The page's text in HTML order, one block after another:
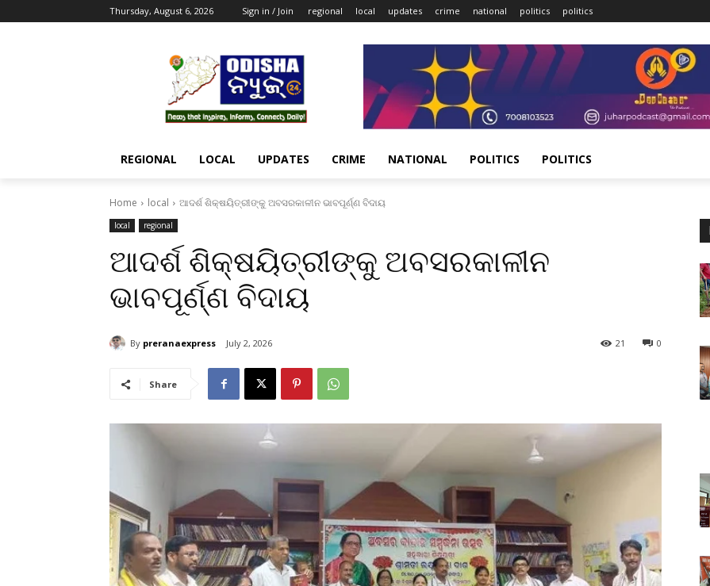
Thursday, August 6, 2026 Sign in / Join regional local updates crime national politics politics
REGIONAL LOCAL UPDATES CRIME NATIONAL POLITICS POLITICS
Home local ଆଦର୍ଶ ଶିକ୍ଷୟିତ୍ରୀଙ୍କୁ ଅବସରକାଳୀନ ଭାବପୂର୍ଣ୍ଣ ବିଦାୟ
local regional
ଆଦର୍ଶ ଶିକ୍ଷୟିତ୍ରୀଙ୍କୁ ଅବସରକାଳୀନ
ଭାବପୂର୍ଣ୍ଣ ବିଦାୟ
By preranaexpress July 2, 2026 0
21
Share